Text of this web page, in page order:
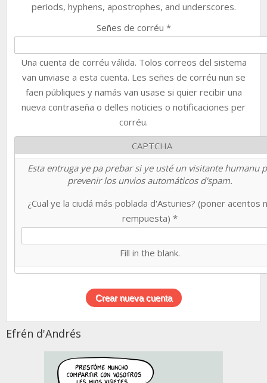
periods, hyphens, apostrophes, and underscores.
Señes de corréu *
Una cuenta de corréu válida. Tolos correos del sistema
van unviase a esta cuenta. Les señes de corréu nun se
faen públiques y namás van usase si quier recibir una
nueva contraseña o delles noticies o notificaciones per
corréu.
CAPTCHA
Esta entruga ye pa prebar si ye usté un visitante humanu
prevenir los unvios automáticos d'spam.
¿Cual ye la ciudá más poblada d'Asturies? (poner acentos
rempuesta) *
Fill in the blank.
Efrén d'Andrés